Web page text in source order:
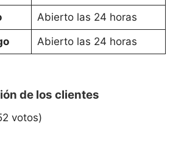
Abierto las 24 horas
Abierto las 24 horas
de los clientes
votos)